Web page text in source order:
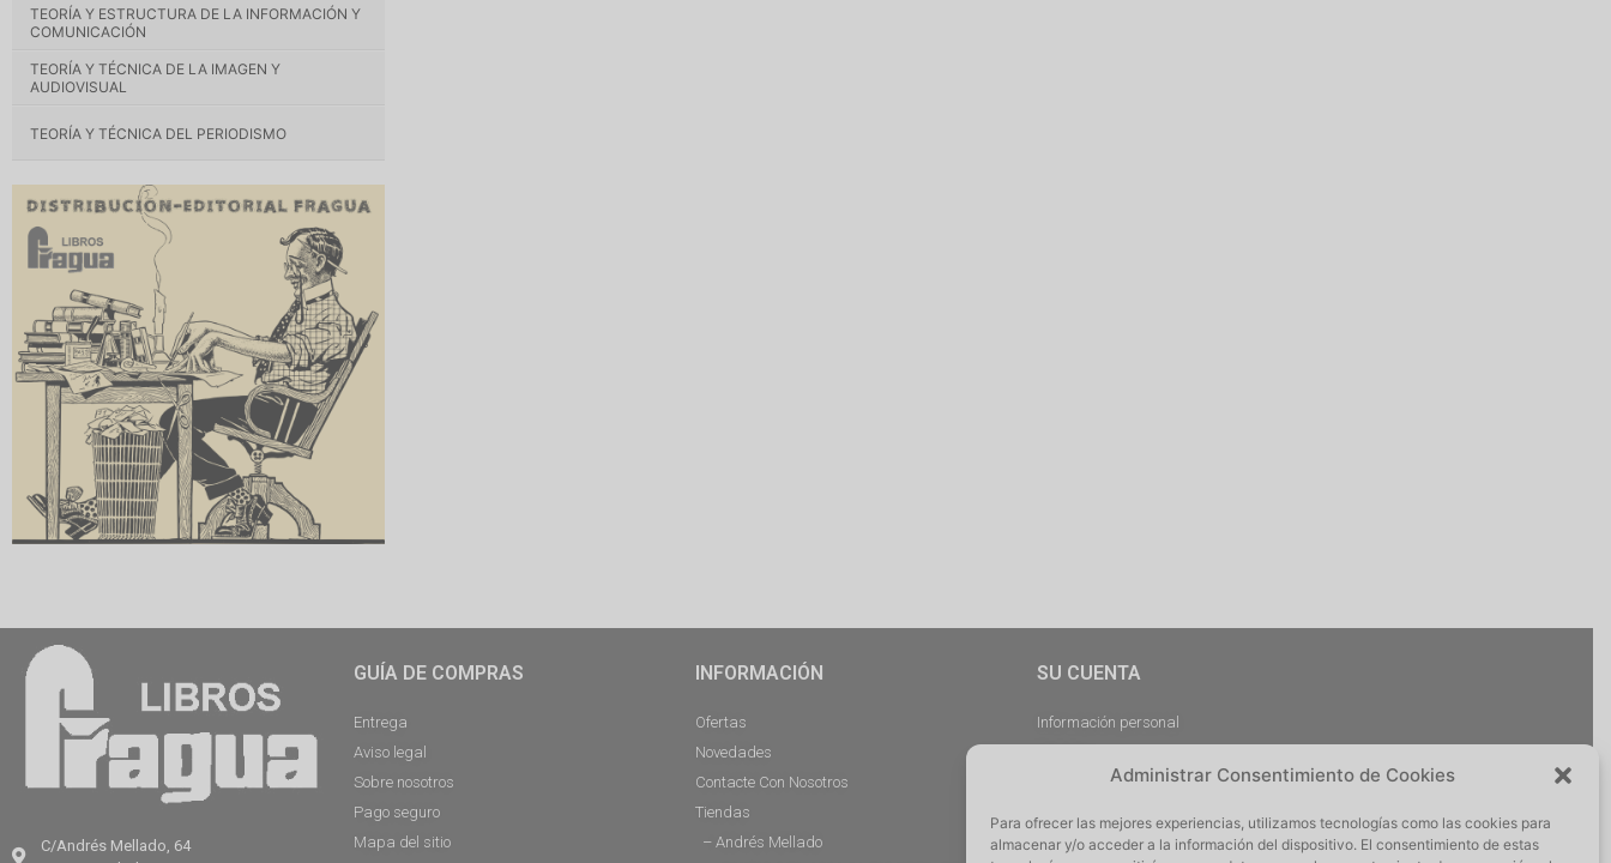
Administrar Consentimiento de Cookies
Para ofrecer las mejores experiencias, utilizamos tecnologías como las cookies para
almacenar y/o acceder a la información del dispositivo. El consentimiento de estas
TEORÍA Y ESTRUCTURA DE LA INFORMACIÓN Y
COMUNICACIÓN
TEORÍA Y TÉCNICA DE LA IMAGEN Y
AUDIOVISUAL
TEORÍA Y TÉCNICA DEL PERIODISMO
C/Andrés Mellado, 64
GUÍA DE COMPRAS
Entrega
Aviso legal
Sobre nosotros
Pago seguro
Mapa del sitio
INFORMACIÓN
Ofertas
Novedades
Contacte Con Nosotros
Tiendas
– Andrés Mellado
SU CUENTA
Información personal
Descargas
Cerrar Sesión